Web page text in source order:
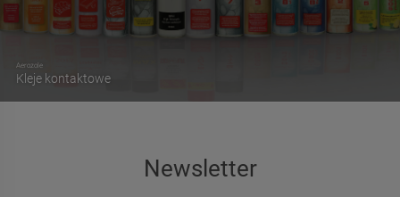
Aerozole
Kleje kontaktowe
Newsletter